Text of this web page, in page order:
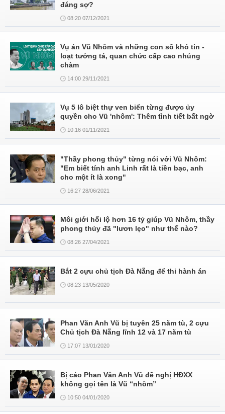
đáng sợ?
08:20 07/12/2021
Vụ án Vũ Nhôm và những con số khó tin -
loạt tướng tá, quan chức cấp cao nhúng
chàm
14:00 29/11/2021
Vụ 5 lô biệt thự ven biển từng được ủy
quyền cho Vũ 'nhôm': Thêm tình tiết bất ngờ
10:16 01/11/2021
"Thầy phong thủy" từng nói với Vũ Nhôm:
"Em biết tính anh Linh rất là tiền bạc, anh
cho một ít là xong"
16:27 28/06/2021
Môi giới hối lộ hơn 16 tỷ giúp Vũ Nhôm, thầy
phong thủy đã "lươn lẹo" như thế nào?
08:26 27/04/2021
Bắt 2 cựu chủ tịch Ðà Nẵng để thi hành án
08:23 13/05/2020
Phan Văn Anh Vũ bị tuyên 25 năm tù, 2 cựu
Chủ tịch Đà Nẵng lĩnh 12 và 17 năm tù
17:07 13/01/2020
Bị cáo Phan Văn Anh Vũ đề nghị HĐXX
không gọi tên là Vũ “nhôm”
10:50 04/01/2020